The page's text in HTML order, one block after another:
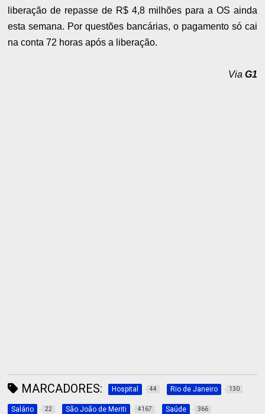
liberação de repasse de R$ 4,8 milhões para a OS ainda
esta semana. Por questões bancárias, o pagamento só cai
na conta 72 horas após a liberação.
Via G1
MARCADORES: Hospital 44 Rio de Janeiro 130
Salário 22 São João de Meriti 4167 Saúde 366